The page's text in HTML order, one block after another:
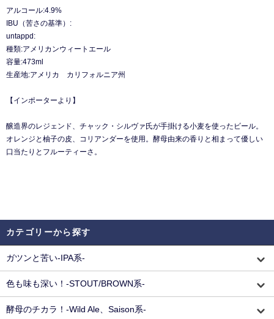
アルコール:4.9%
IBU（苦さの基準）:
untappd:
種類:アメリカンウィートエール
容量:473ml
生産地:アメリカ カリフォルニア州
【インポーターより】
醸造界のレジェンド、チャック・シルヴァ氏が手掛ける小麦を使ったビール。
オレンジと柚子の皮、コリアンダーを使用。酵母由来の香りと相まって優しい
口当たりとフルーティーさ。
カテゴリーから探す
ガツンと苦い-IPA系-
色も味も深い！-STOUT/BROWN系-
酵母のチカラ！-Wild Ale、Saison系-